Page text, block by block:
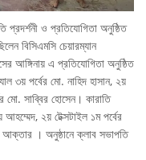
প্রদর্শনী ও প্রতিযোগিতা অনুষ্ঠিত
বিসিএমসি চেয়ারম্যান
আঙ্গিনায় এ প্রতিযোগিতা অনুষ্ঠিত
৩য় পর্বের মো. নাহিদ হাসান, ২য়
মো. সাব্বির হোসেন। কারাতি
২য় টেক্সটাইল ১ম পর্বের
। অনুষ্ঠানে ক্লাব সভাপতি